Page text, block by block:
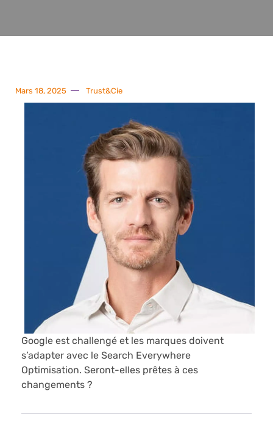
Mars 18, 2025 Trust&Cie
Google est challengé et les marques doivent
s’adapter avec le Search Everywhere
Optimisation. Seront-elles prêtes à ces
changements ?